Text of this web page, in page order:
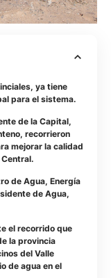
ya tiene
para el sistema.
de la Capital,
recorrieron
mejorar la calidad
de Agua, Energía
de Agua,
el recorrido que
la provincia
del Valle
de agua en el